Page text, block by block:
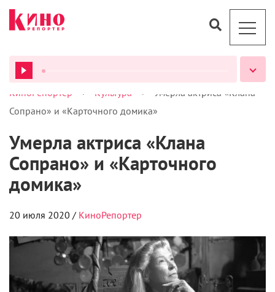
ВСЕ ПОДКАСТЫ
КиноРепортер > Культура >
Умерла актриса «Клана
Сопрано» и «Карточного домика»
Умерла актриса «Клана
Сопрано» и «Карточного
домика»
20 июля 2020 / КиноРепортер